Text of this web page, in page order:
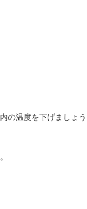
の温度を下げましょう